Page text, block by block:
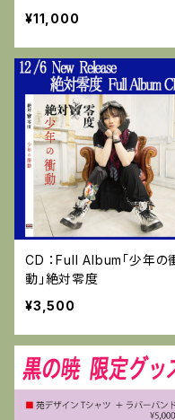
ＣＤ(1st.～10th.）
¥11,000
CD ：Full Album「少年の
動」絶対零度
¥3,500